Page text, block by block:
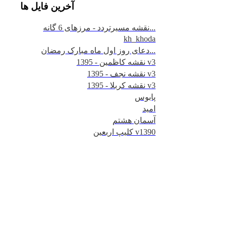
آخرين فايل ها
نقشه مسیرتردد - مرزهای 6 گانه...
kh_khoda
دعای روز اول ماه مبارک رمضان...
نقشه کاظمین - 1395 v3
نقشه نجف - 1395 v3
نقشه کربلا - 1395 v3
پابوس
امید
آسمان هشتم
کلیپ اربعین v1390